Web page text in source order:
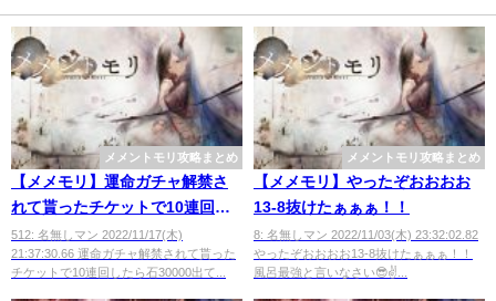
メメントモリ攻略まとめ
【メメモリ】運命ガチャ解禁さ
れて貰ったチケットで10連回し
たら石30000出てきてワロタ
512: 名無しマン 2022/11/17(木)
21:37:30.66 運命ガチャ解禁されて貰った
チケットで10連回したら石30000出て...
メメントモリ攻略まとめ
【メメモリ】やったぞおおおお
13-8抜けたぁぁぁ！！
8: 名無しマン 2022/11/03(木) 23:32:02.82
やったぞおおおお13-8抜けたぁぁぁ！！
風呂最強と言いなさい😎✌...